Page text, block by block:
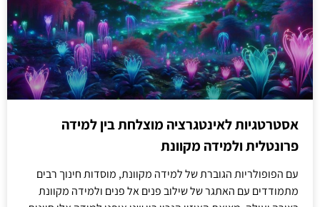
אסטרטגיות לאינטגרציה מוצלחת בין למידה
פרונטלית ולמידה מקוונת
עם הפופולריות הגוברת של למידה מקוונת, מוסדות חינוך רבים
מתמודדים עם האתגר של שילוב פנים אל פנים ולמידה מקוונת